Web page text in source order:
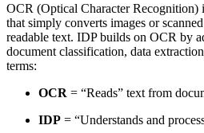
OCR (Optical Character Recognition)
that simply converts images or
readable text. IDP builds on OCR by
document classification, data
terms:
OCR = “Reads” text from
IDP = “Understands and